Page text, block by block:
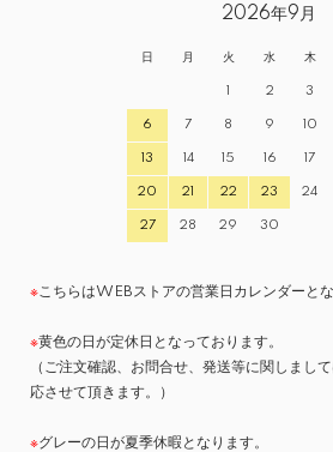
2026年9月
日 月 火 水 木
1 2 3
6 7 8 9 10
13 14 15 16 17
20 21 22 23 24
27 28 29 30
※ こちらはWEBストアの営業日カレンダーとな
※黄色の日が定休日となっております。
（ご注文確認、お問合せ、発送等に関しまし
応させて頂きます。）
※グレーの日が夏季休暇となります。